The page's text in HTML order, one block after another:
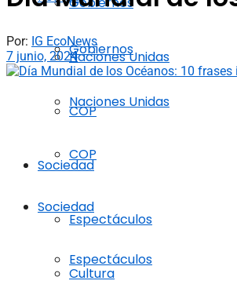
Naciones Unidas
COP
Sociedad
Espectáculos
Cultura
Gobiernos
Naciones Unidas
COP
Sociedad
Espectáculos
Por: IG EcoNews
7 junio, 2024